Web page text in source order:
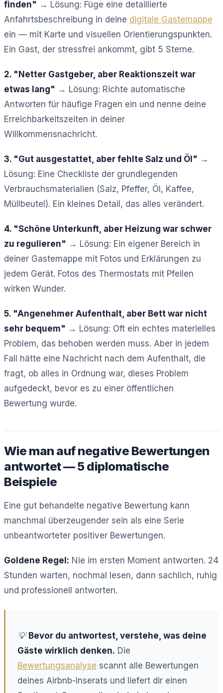
finden" → Lösung: Füge eine detaillierte
Anfahrtsbeschreibung in deine digitale Gastemappe
ein — mit Karte und visuellen Orientierungspunkten.
Ein Gast, der stressfrei ankommt, gibt 5 Sterne.
2. "Netter Gastgeber, aber Reaktionszeit war
etwas lang" → Lösung: Richte automatische
Antworten für häufige Fragen ein und nenne deine
Erreichbarkeitszeiten in deiner
Willkommensnachricht.
3. "Gut ausgestattet, aber fehlte Salz und Öl" →
Lösung: Eine Checkliste der grundlegenden
Verbrauchsmaterialien (Salz, Pfeffer, Öl, Kaffee,
Müllbeutel). Ein kleines Detail, das alles verändert.
4. "Schöne Unterkunft, aber Heizung war schwer
zu regulieren" → Lösung: Ein eigener Bereich in
deiner Gastemappe mit Fotos und Erklärungen zu
jedem Gerät. Fotos des Thermostats mit Pfeilen
wirken Wunder.
5. "Angenehmer Aufenthalt, aber Bett war nicht
sehr bequem" → Lösung: Oft ein echtes materielles
Problem, das behoben werden muss. Aber in jedem
Fall hätte eine Nachricht nach dem Aufenthalt, die
fragt, ob alles in Ordnung war, dieses Problem
aufgedeckt, bevor es zu einer öffentlichen
Bewertung wurde.
Wie man auf negative Bewertungen
antwortet — 5 diplomatische
Beispiele
Eine gut behandelte negative Bewertung kann
manchmal überzeugender sein als eine Serie
unbeantworteter positiver Bewertungen.
Goldene Regel: Nie im ersten Moment antworten. 24
Stunden warten, nochmal lesen, dann sachlich, ruhig
und professionell antworten.
💡Bevor du antwortest, verstehe, was deine
Gäste wirklich denken. Die
Bewertungsanalyse scannt alle Bewertungen
deines Airbnb-Inserats und liefert dir einen